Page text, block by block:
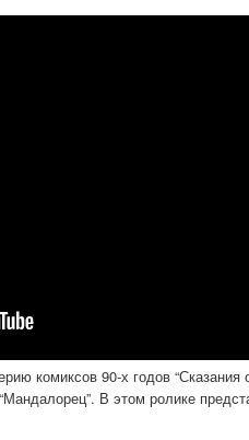
комиксов 90-х годов
В этом ролике